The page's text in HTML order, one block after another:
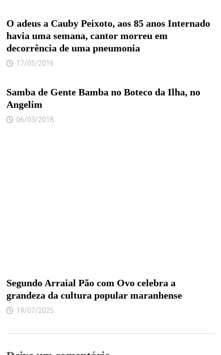
O adeus a Cauby Peixoto, aos 85 anos Internado
havia uma semana, cantor morreu em
decorrência de uma pneumonia
17/05/2016
Samba de Gente Bamba no Boteco da Ilha, no
Angelim
06/03/2018
Segundo Arraial Pão com Ovo celebra a
grandeza da cultura popular maranhense
19/07/2025